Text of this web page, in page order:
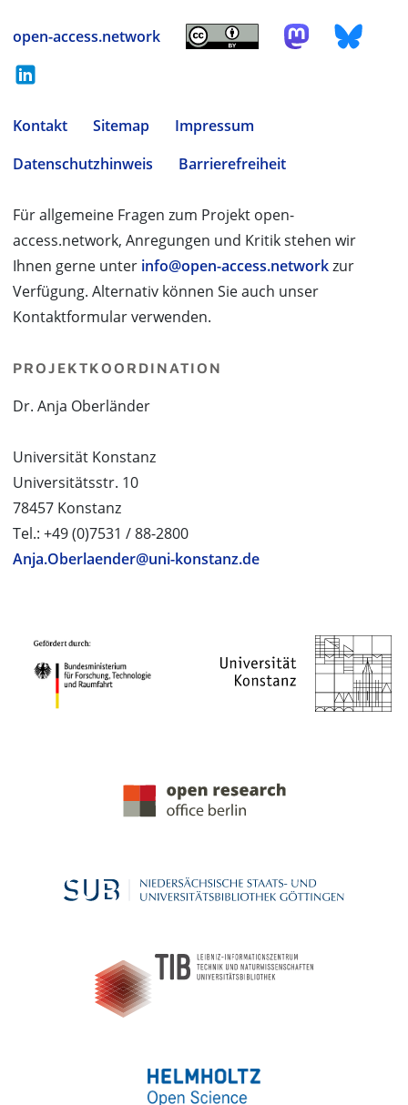
open-access.network
Kontakt Sitemap
Impressum
Datenschutzhinweis
Barrierefreiheit
Für allgemeine Fragen zum Projekt open-
access.network, Anregungen und Kritik stehen wir
Ihnen gerne unter info@open-access.networkzur
Verfügung. Alternativ können Sie auch unser
Kontaktformular verwenden.
PROJEKTKOORDINATION
Dr. Anja Oberländer
Universität Konstanz
Universitätsstr. 10
78457 Konstanz
Tel.: +49 (0)7531 / 88-2800
Anja.Oberlaender@uni-konstanz.de